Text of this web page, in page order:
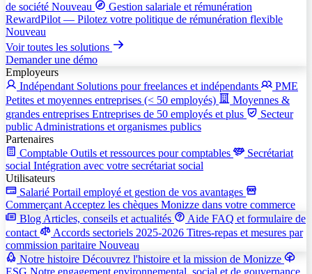
de société Nouveau
Gestion salariale et rémunération
RewardPilot — Pilotez votre politique de rémunération flexible
Nouveau
Voir toutes les solutions
Demander une démo
Employeurs
Indépendant Solutions pour freelances et indépendants
PME
Petites et moyennes entreprises (< 50 employés)
Moyennes &
grandes entreprises Entreprises de 50 employés et plus
Secteur
public Administrations et organismes publics
Partenaires
Comptable Outils et ressources pour comptables
Secrétariat
social Intégration avec votre secrétariat social
Utilisateurs
Salarié Portail employé et gestion de vos avantages
Commerçant Acceptez les chèques Monizze dans votre commerce
Blog Articles, conseils et actualités Aide FAQ et formulaire de
contact
Accords sectoriels 2025-2026 Titres-repas et mesures par
commission paritaire Nouveau
Notre histoire Découvrez l'histoire et la mission de Monizze
ESG Notre engagement environnemental, social et de gouvernance